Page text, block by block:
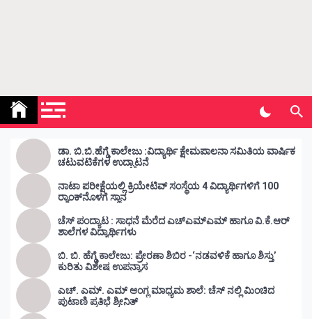
Kunda Vahini – ಕುಂದ ವಾಹಿನಿ
ಡಾ. ಬಿ.ಬಿ.ಹೆಗ್ಡೆ ಕಾಲೇಜು :ವಿದ್ಯಾರ್ಥಿ ಕ್ಷೇಮಪಾಲನಾ ಸಮಿತಿಯ ವಾರ್ಷಿಕ
ಚಟುವಟಿಕೆಗಳ ಉದ್ಘಾಟನೆ
ನಾಟಾ ಪರೀಕ್ಷೆಯಲ್ಲಿ ಕ್ರಿಯೇಟಿವ್ ಸಂಸ್ಥೆಯ 4 ವಿದ್ಯಾರ್ಥಿಗಳಿಗೆ 100
ರ‍್ಯಾಂಕ್‌ನೊಳಗೆ ಸ್ಥಾನ
ಚೆಸ್ ಪಂದ್ಯಾಟ : ಸಾಧನೆ ಮೆರೆದ ಎಚ್ಎಮ್ಎಮ್ ಹಾಗೂ ವಿ.ಕೆ.ಆರ್
ಶಾಲೆಗಳ ವಿದ್ಯಾರ್ಥಿಗಳು
ಬಿ. ಬಿ. ಹೆಗ್ಡೆ ಕಾಲೇಜು: ಪ್ರೇರಣಾ ಶಿಬಿರ -‘ನಡವಳಿಕೆ ಹಾಗೂ ಶಿಸ್ತು’
ಕುರಿತು ವಿಶೇಷ ಉಪನ್ಯಾಸ
ಎಚ್. ಎಮ್. ಎಮ್ ಆಂಗ್ಲ ಮಾಧ್ಯಮ ಶಾಲೆ: ಚೆಸ್ ನಲ್ಲಿ ಮಿಂಚಿದ
ಪುಟಾಣಿ ಪ್ರತಿಭೆ ಶ್ರೀನಿತ್